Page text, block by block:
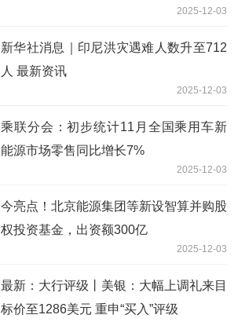
2025-12-03
新华社消息｜印尼洪灾遇难人数升至712
人 最新资讯
2025-12-03
乘联分会：初步统计11月全国乘用车新
能源市场零售同比增长7%
2025-12-03
今亮点！北京能源集团等新设智算并购股
权投资基金，出资额300亿
2025-12-03
最新：大行评级丨美银：大幅上调礼来目
标价至1286美元 重申“买入”评级